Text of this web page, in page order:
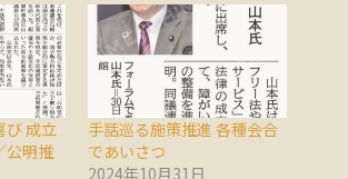
び 成立
公明推
手話巡る施策推進 各種会合
であいさつ
2024年10月31日